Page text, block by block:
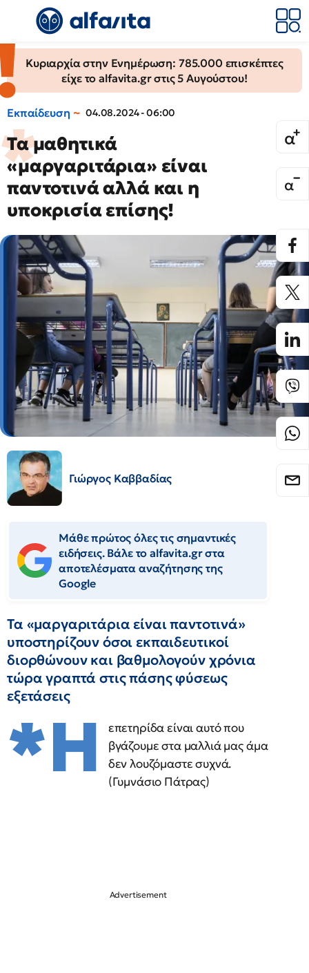
Κυριαρχία στην Ενημέρωση: 785.000 επισκέπτες
είχε το alfavita.gr στις 5 Αυγούστου!
Εκπαίδευση 04.08.2024 - 06:00
Τα μαθητικά
«μαργαριτάρια» είναι
παντοτινά αλλά και η
υποκρισία επίσης!
Γιώργος Καββαδίας
Μάθε πρώτος όλες τις σημαντικές
ειδήσεις. Βάλε το alfavita.gr στα
αποτελέσματα αναζήτησης της
Google
Τα «μαργαριτάρια είναι παντοτινά»
υποστηρίζουν όσοι εκπαιδευτικοί
διορθώνουν και βαθμολογούν χρόνια
τώρα γραπτά στις πάσης φύσεως
εξετάσεις
*Η
επετηρίδα είναι αυτό που
βγάζουμε στα μαλλιά μας άμα
δεν λουζόμαστε συχνά.
(Γυμνάσιο Πάτρας)